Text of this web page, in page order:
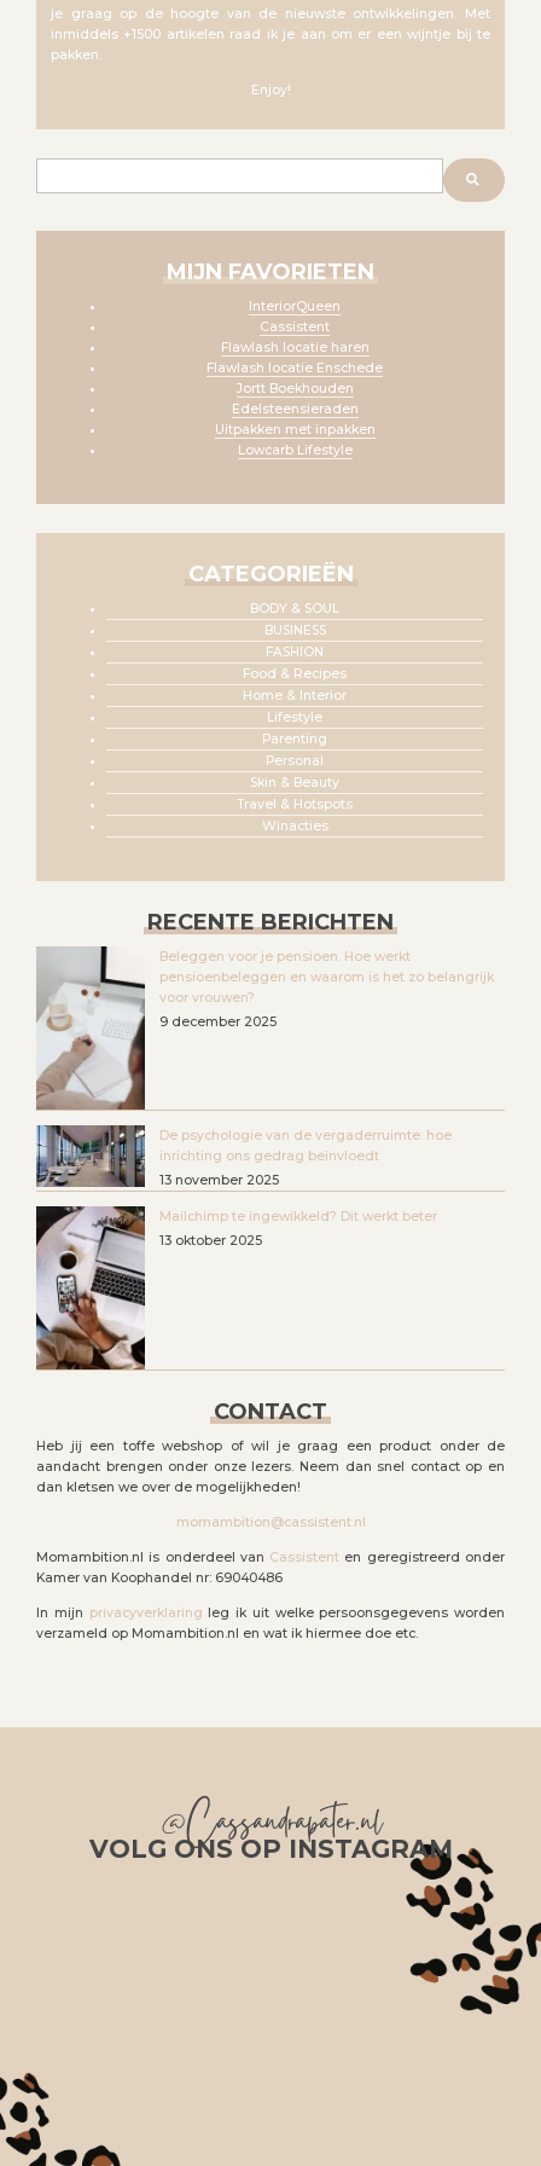
je graag op de hoogte van de nieuwste ontwikkelingen. Met
inmiddels +1500 artikelen raad ik je aan om er een wijntje bij te
pakken.
Enjoy!
MIJN FAVORIETEN
InteriorQueen
Cassistent
Flawlash locatie haren
Flawlash locatie Enschede
Jortt Boekhouden
Edelsteensieraden
Uitpakken met inpakken
Lowcarb Lifestyle
CATEGORIEËN
BODY & SOUL
BUSINESS
FASHION
Food & Recipes
Home & Interior
Lifestyle
Parenting
Personal
Skin & Beauty
Travel & Hotspots
Winacties
RECENTE BERICHTEN
Beleggen voor je pensioen. Hoe werkt
pensioenbeleggen en waarom is het zo belangrijk
voor vrouwen?
9 december 2025
De psychologie van de vergaderruimte: hoe
inrichting ons gedrag beïnvloedt
13 november 2025
Mailchimp te ingewikkeld? Dit werkt beter
13 oktober 2025
CONTACT
Heb jij een toffe webshop of wil je graag een product onder de
aandacht brengen onder onze lezers. Neem dan snel contact op en
dan kletsen we over de mogelijkheden!
momambition@cassistent.nl
Momambition.nl is onderdeel van Cassistent en geregistreerd onder
Kamer van Koophandel nr: 69040486
In mijn privacyverklaring leg ik uit welke persoonsgegevens worden
verzameld op Momambition.nl en wat ik hiermee doe etc.
@Cassandrapater.nl
VOLG ONS OP INSTAGRAM